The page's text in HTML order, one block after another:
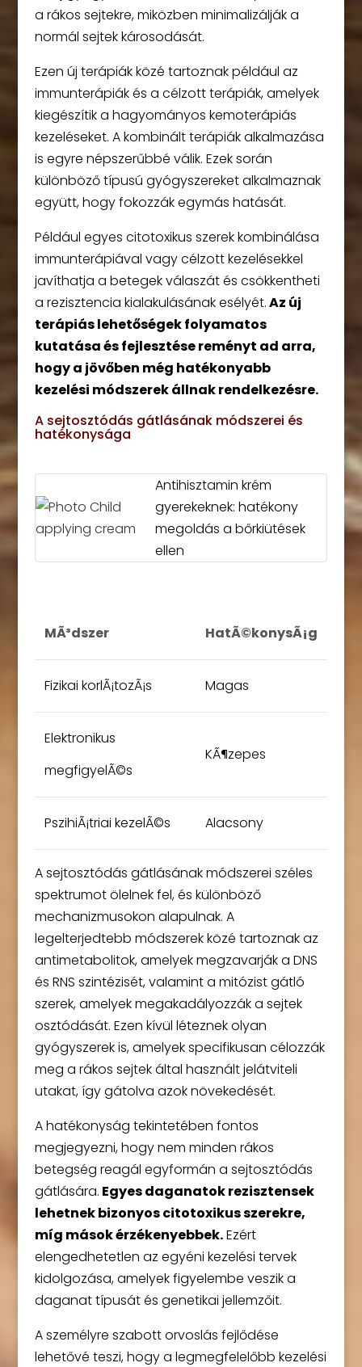
a rákos sejtekre, miközben minimalizálják a
normál sejtek károsodását.
Ezen új terápiák közé tartoznak például az
immunterápiák és a célzott terápiák, amelyek
kiegészítik a hagyományos kemoterápiás
kezeléseket. A kombinált terápiák alkalmazása
is egyre népszerűbbé válik. Ezek során
különböző típusú gyógyszereket alkalmaznak
együtt, hogy fokozzák egymás hatását.
Például egyes citotoxikus szerek kombinálása
immunterápiával vagy célzott kezelésekkel
javíthatja a betegek válaszát és csökkentheti
a rezisztencia kialakulásának esélyét.Az új
terápiás lehetőségek folyamatos
kutatása és fejlesztése reményt ad arra,
hogy a jövőben még hatékonyabb
kezelési módszerek állnak rendelkezésre.
A sejtosztódás gátlásának módszerei és
hatékonysága
Antihisztamin krém
gyerekeknek: hatékony
megoldás a bőrkiütések
ellen
MÃ³dszer HatÃ©konysÃ¡g
Fizikai korlÃ¡tozÃ¡s Magas
Elektronikus
megfigyelÃ©s
KÃ¶zepes
PszihiÃ¡triai kezelÃ©s Alacsony
A sejtosztódás gátlásának módszerei széles
spektrumot ölelnek fel, és különböző
mechanizmusokon alapulnak. A
legelterjedtebb módszerek közé tartoznak az
antimetabolitok, amelyek megzavarják a DNS
és RNS szintézisét, valamint a mitózist gátló
szerek, amelyek megakadályozzák a sejtek
osztódását. Ezen kívül léteznek olyan
gyógyszerek is, amelyek specifikusan célozzák
meg a rákos sejtek által használt jelátviteli
utakat, így gátolva azok növekedését.
A hatékonyság tekintetében fontos
megjegyezni, hogy nem minden rákos
betegség reagál egyformán a sejtosztódás
gátlására. Egyes daganatok rezisztensek
lehetnek bizonyos citotoxikus szerekre,
míg mások érzékenyebbek.Ezért
elengedhetetlen az egyéni kezelési tervek
kidolgozása, amelyek figyelembe veszik a
daganat típusát és genetikai jellemzőit.
A személyre szabott orvoslás fejlődése
lehetővé teszi, hogy a legmegfelelőbb kezelési